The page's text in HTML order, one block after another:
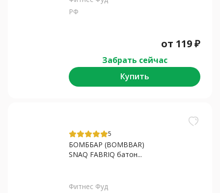
РФ
от 119₽
Забрать сейчас
Купить
5
БОМББАР (BOMBBAR)
SNAQ FABRIQ батон...
Фитнес Фуд